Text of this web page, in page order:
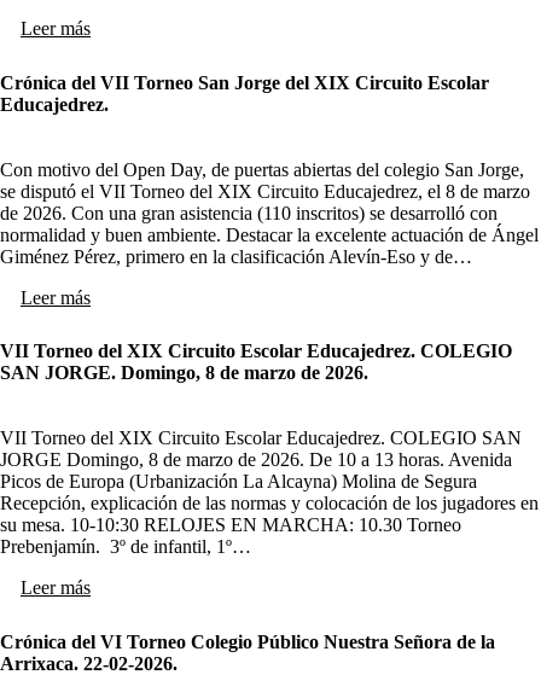
Leer más
Crónica del VII Torneo San Jorge del XIX Circuito Escolar
Educajedrez.
Con motivo del Open Day, de puertas abiertas del colegio San Jorge,
se disputó el VII Torneo del XIX Circuito Educajedrez, el 8 de marzo
de 2026. Con una gran asistencia (110 inscritos) se desarrolló con
normalidad y buen ambiente. Destacar la excelente actuación de Ángel
Giménez Pérez, primero en la clasificación Alevín-Eso y de…
Leer más
VII Torneo del XIX Circuito Escolar Educajedrez. COLEGIO
SAN JORGE. Domingo, 8 de marzo de 2026.
VII Torneo del XIX Circuito Escolar Educajedrez. COLEGIO SAN
JORGE Domingo, 8 de marzo de 2026. De 10 a 13 horas. Avenida
Picos de Europa (Urbanización La Alcayna) Molina de Segura
Recepción, explicación de las normas y colocación de los jugadores en
su mesa. 10-10:30 RELOJES EN MARCHA: 10.30 Torneo
Prebenjamín. 3º de infantil, 1º…
Leer más
Crónica del VI Torneo Colegio Público Nuestra Señora de la
Arrixaca. 22-02-2026.